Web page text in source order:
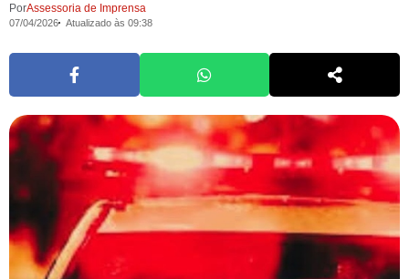
PorAssessoria de Imprensa
07/04/2026 Atualizado às 09:38